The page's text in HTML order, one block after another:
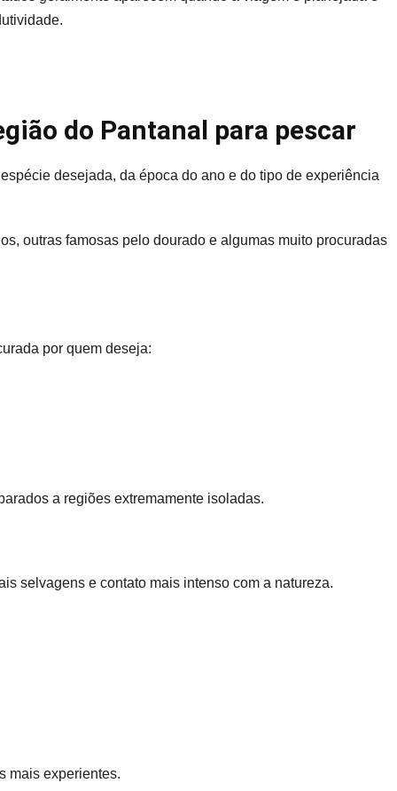
do Pantanal para pescar
desejada, da época do ano e do tipo de experiência
outras famosas pelo dourado e algumas muito procuradas
por quem deseja:
a regiões extremamente isoladas.
selvagens e contato mais intenso com a natureza.
mais experientes.